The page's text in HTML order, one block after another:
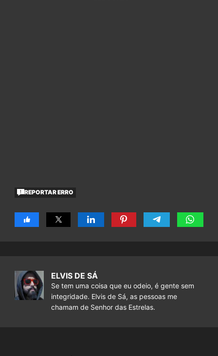
REPORTAR ERRO
ELVIS DE SÁ
Se tem uma coisa que eu odeio, é gente sem
integridade. Elvis de Sá, as pessoas me
chamam de Senhor das Estrelas.